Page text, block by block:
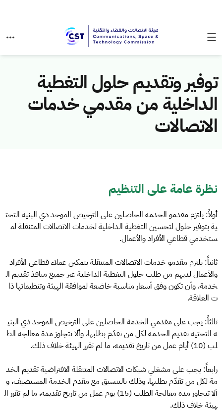
توفير وتقديم حلول التغطية
الداخلية من مقدمي خدمات
الاتصالات
نظرة عامة على التنظيم
أولاً: يلتزم مقدمو الخدمة الحاصلين على الترخيص الموحد ذي البنية التحت
ية بتوفير حلول لتحسين التغطية الداخلية لخدمات الاتصالات المتنقلة لم
ستخدمي قطاعي الأفراد والأعمال.
ثانياً: يلتزم مقدمو خدمات الاتصالات المتنقلة بتمكين عملاء قطاعي الأفراد
والأعمال لديهم من طلب حلول التغطية الداخلية عبر جميع منافذ تقديم ال
خدمة، وأن تكون وفق أسعار مناسبة خاضعة لموافقة الهيئة وتنظيماتها ذا
ت العلاقة.
ثالثاً: يجب على مقدمي الخدمة الحاصلين على الترخيص الموحد ذي البني
ة التحتية تقديم الخدمة لكل من تقدّم بطلبها، وألا تتجاوز مدة معالجة الط
لب (10) أيام عمل من تاريخ تقديمه، ما لم تقرر الهيئة خلاف ذلك.
رابعاً: يجب على مشغلي شبكات الاتصالات المتنقلة الافتراضية تقديم الخد
مة لكل من تقدّم بطلبها، وذلك بالتنسيق مع مقدم الخدمة المستضيف، و
ألا تتجاوز مدة معالجة الطلب (15) يوم عمل من تاريخ تقديمه، ما لم تقرر ال
هيئة خلاف ذلك.